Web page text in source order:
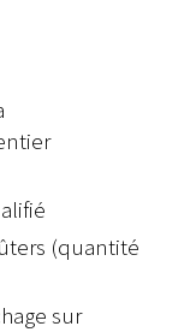
(quantité
sur